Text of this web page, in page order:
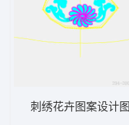
刺绣花卉图案设计图